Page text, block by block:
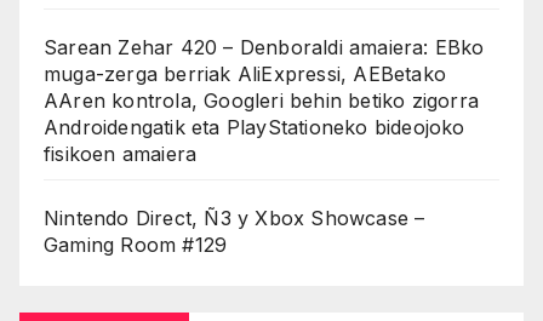
Sarean Zehar 420 – Denboraldi amaiera: EBko
muga-zerga berriak AliExpressi, AEBetako
AAren kontrola, Googleri behin betiko zigorra
Androidengatik eta PlayStationeko bideojoko
fisikoen amaiera
Nintendo Direct, Ñ3 y Xbox Showcase –
Gaming Room #129